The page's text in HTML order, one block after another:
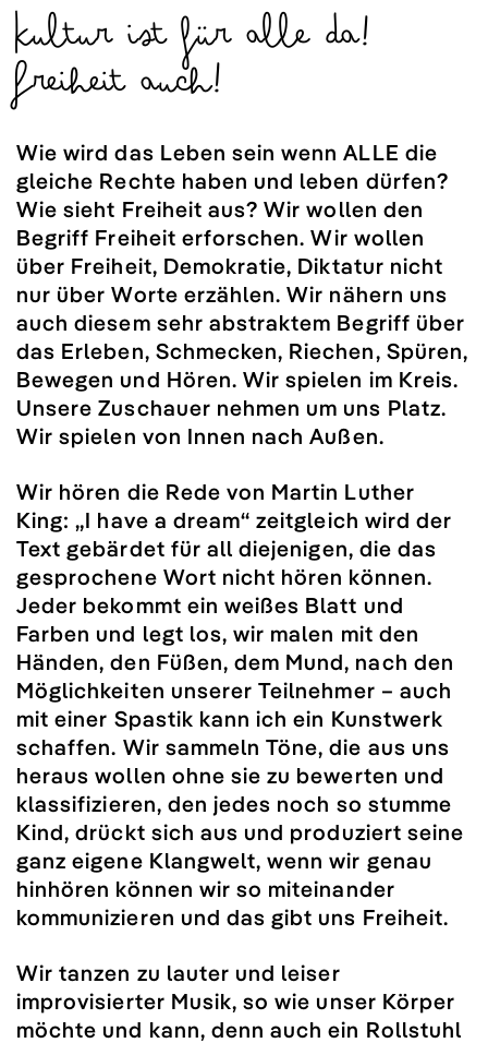
Kultur ist für alle da!
Freiheit auch!
Wie wird das Leben sein wenn ALLE die
gleiche Rechte haben und leben dürfen?
Wie sieht Freiheit aus? Wir wollen den
Begriff Freiheit erforschen. Wir wollen
über Freiheit, Demokratie, Diktatur nicht
nur über Worte erzählen. Wir nähern uns
auch diesem sehr abstraktem Begriff über
das Erleben, Schmecken, Riechen, Spüren,
Bewegen und Hören. Wir spielen im Kreis.
Unsere Zuschauer nehmen um uns Platz.
Wir spielen von Innen nach Außen.
Wir hören die Rede von Martin Luther
King: „I have a dream“ zeitgleich wird der
Text gebärdet für all diejenigen, die das
gesprochene Wort nicht hören können.
Jeder bekommt ein weißes Blatt und
Farben und legt los, wir malen mit den
Händen, den Füßen, dem Mund, nach den
Möglichkeiten unserer Teilnehmer – auch
mit einer Spastik kann ich ein Kunstwerk
schaffen. Wir sammeln Töne, die aus uns
heraus wollen ohne sie zu bewerten und
klassifizieren, den jedes noch so stumme
Kind, drückt sich aus und produziert seine
ganz eigene Klangwelt, wenn wir genau
hinhören können wir so miteinander
kommunizieren und das gibt uns Freiheit.
Wir tanzen zu lauter und leiser
improvisierter Musik, so wie unser Körper
möchte und kann, denn auch ein Rollstuhl